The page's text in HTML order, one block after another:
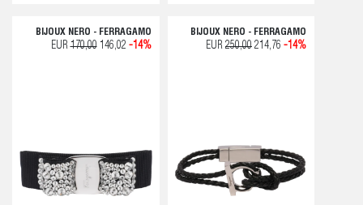
BIJOUX NERO - FERRAGAMO
EUR170,00146,02 -14%
BIJOUX NERO - FERRAGAMO
EUR 250,00 214,76 -14%